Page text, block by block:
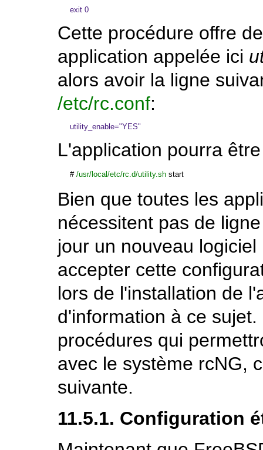
exit 0
Cette procédure offre
application appelée ici
alors avoir la ligne
/etc/rc.conf:
L'application pourra
# /usr/local/etc/rc.d/utility.sh start
Bien que toutes les
nécessitent pas de
jour un nouveau
accepter cette
lors de l'installation de
d'information à ce
procédures qui
avec le système rcNG,
suivante.
11.5.1. Configuration